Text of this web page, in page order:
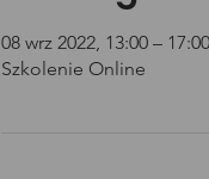
08 wrz 2022, 13:00 – 17:00
Szkolenie Online